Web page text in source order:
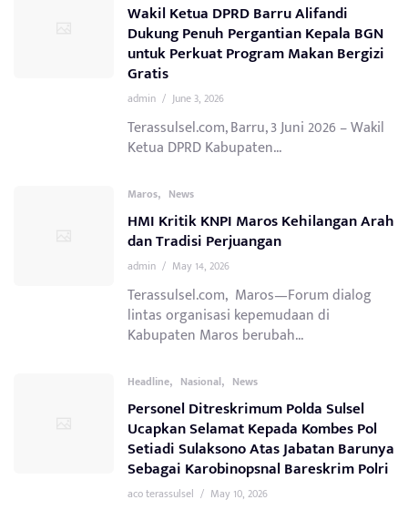
Wakil Ketua DPRD Barru Alifandi
Dukung Penuh Pergantian Kepala BGN
untuk Perkuat Program Makan Bergizi
Gratis
admin / June 3, 2026
Terassulsel.com, Barru, 3 Juni 2026 – Wakil
Ketua DPRD Kabupaten...
Maros, News
HMI Kritik KNPI Maros Kehilangan Arah
dan Tradisi Perjuangan
admin / May 14, 2026
Terassulsel.com, Maros—Forum dialog
lintas organisasi kepemudaan di
Kabupaten Maros berubah...
Headline, Nasional, News
Personel Ditreskrimum Polda Sulsel
Ucapkan Selamat Kepada Kombes Pol
Setiadi Sulaksono Atas Jabatan Barunya
Sebagai Karobinopsnal Bareskrim Polri
aco terassulsel / May 10, 2026